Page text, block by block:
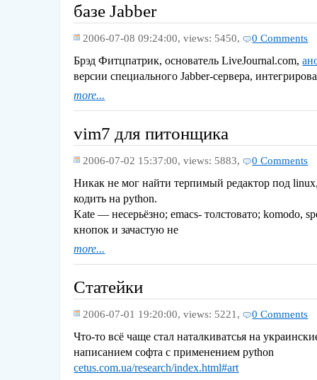
базе Jabber
2006-07-08 09:24:00, views: 5450, 0 Comments
Брэд Фитцпатрик, основатель LiveJournal.com,
версии специального Jabber-сервера,
more...
vim7 для питонщика
2006-07-02 15:37:00, views: 5883, 0 Comments
Никак не мог найти терпимый редактор под
кодить на python.
Kate — несерьёзно; emacs- толстовато; komodo,
кнопок и зачастую не
more...
Cтатейки
2006-07-01 19:20:00, views: 5221, 0 Comments
Что-то всё чаще стал наталкиватсья на
написанием софта с применением python
cetus.com.ua/research/index.html#art